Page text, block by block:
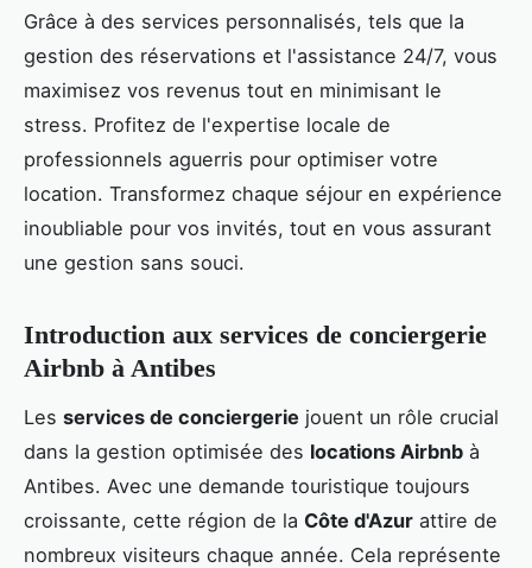
Grâce à des services personnalisés, tels que la
gestion des réservations et l'assistance 24/7, vous
maximisez vos revenus tout en minimisant le
stress. Profitez de l'expertise locale de
professionnels aguerris pour optimiser votre
location. Transformez chaque séjour en expérience
inoubliable pour vos invités, tout en vous assurant
une gestion sans souci.
Introduction aux services de conciergerie
Airbnb à Antibes
Les services de conciergerie jouent un rôle crucial
dans la gestion optimisée des locations Airbnb à
Antibes. Avec une demande touristique toujours
croissante, cette région de la Côte d'Azur attire de
nombreux visiteurs chaque année. Cela représente